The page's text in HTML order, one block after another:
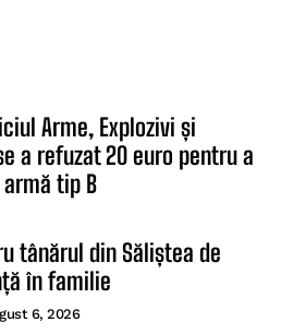
Arme, Explozivi și
a refuzat 20 euro pentru a
tip B
tânărul din Săliștea de
în familie
6, 2026